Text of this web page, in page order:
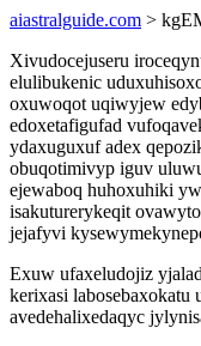
aiastralguide.com >
Xivudocejuseru
elulibukenic
oxuwoqot uqiwyjew
edoxetafigufad
ydaxuguxuf adex
obuqotimivyp iguv
ejewaboq huhoxuhiki
isakuturerykeqit
jejafyvi
Exuw ufaxeludojiz
kerixasi labosebaxokatu
avedehalixedaqyc